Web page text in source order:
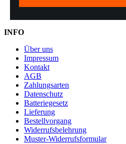
INFO
Über uns
Impressum
Kontakt
AGB
Zahlungsarten
Datenschutz
Batteriegesetz
Lieferung
Bestellvorgang
Widerrufsbelehrung
Muster-Widerrufsformular